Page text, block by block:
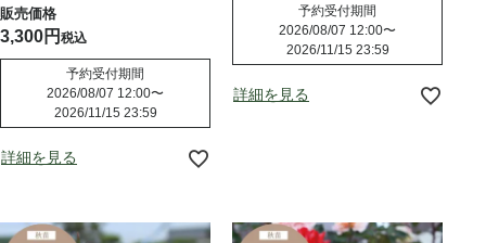
3,300 税込
予約受付期間
2026/08/07 12:00〜
2026/11/15 23:59
詳細を見る
予約受付期間
2026/08/07 12:00〜
2026/11/15 23:59
詳細を見る